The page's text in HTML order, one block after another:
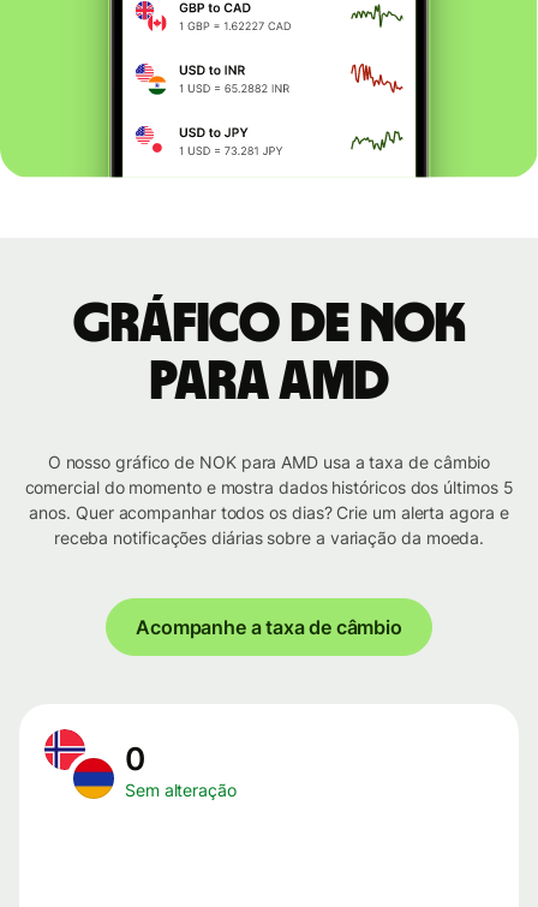
Gráfico de NOK
para AMD
O nosso gráfico de NOK para AMD usa a taxa de câmbio
comercial do momento e mostra dados históricos dos últimos 5
anos. Quer acompanhar todos os dias? Crie um alerta agora e
receba notificações diárias sobre a variação da moeda.
Acompanhe a taxa de câmbio
0
Sem alteração